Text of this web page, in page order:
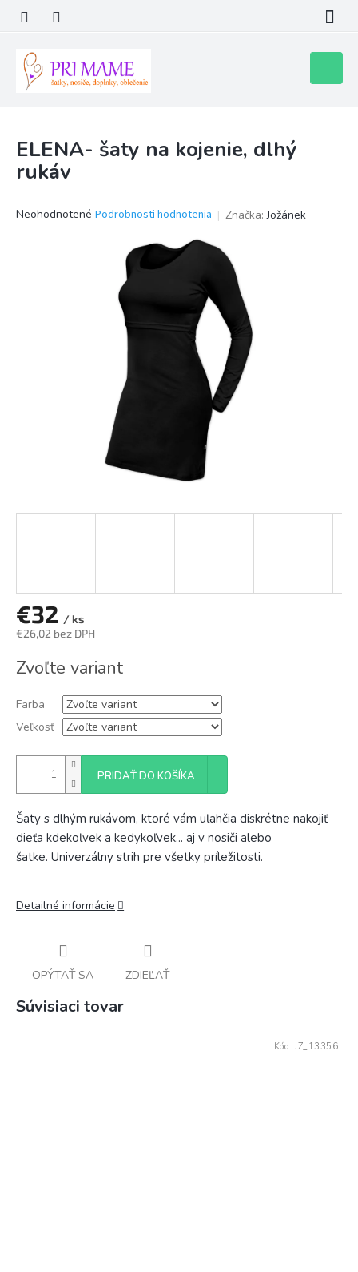
obsah
košík
ELENA- šaty na kojenie, dlhý
rukáv
Priemerné
Neohodnotené Podrobnosti hodnotenia Značka:Jožánek
€32 / ks
€26,02 bez DPH
cena:
Zvoľte variant
Farba
Veľkosť
PRIDAŤ DO KOŠÍKA
Šaty s dlhým rukávom, ktoré vám uľahčia diskrétne nakojiť
dieťa kdekoľvek a kedykoľvek... aj v nosiči alebo
šatke. Univerzálny strih pre všetky príležitosti.
Detailné informácie
OPÝTAŤ SA ZDIEĽAŤ
Súvisiaci tovar
Kód: JZ_13356